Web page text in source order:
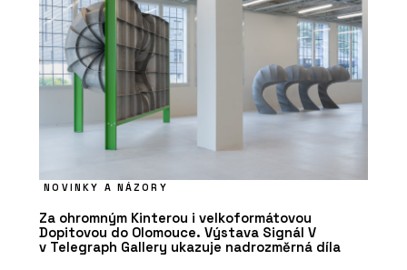
NOVINKY A NÁZORY
Za ohromným Kinterou i velkoformátovou
Dopitovou do Olomouce. Výstava Signál V
v Telegraph Gallery ukazuje nadrozměrná díla